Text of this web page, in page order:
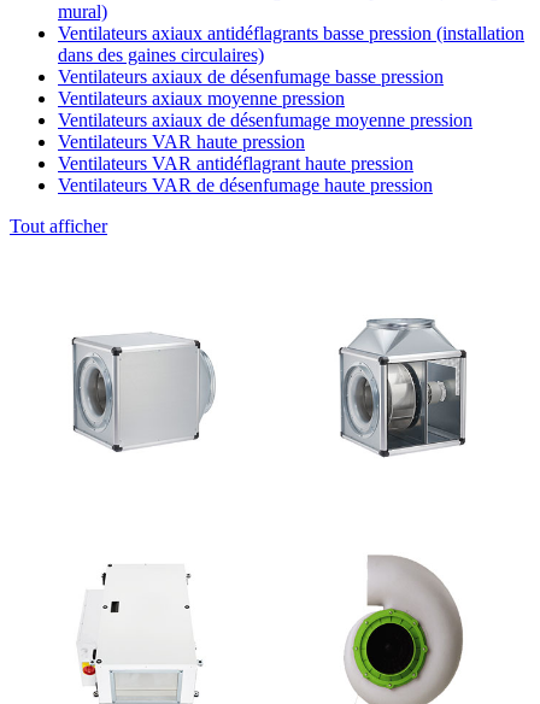
mural)
Ventilateurs axiaux antidéflagrants basse pression (installation
dans des gaines circulaires)
Ventilateurs axiaux de désenfumage basse pression
Ventilateurs axiaux moyenne pression
Ventilateurs axiaux de désenfumage moyenne pression
Ventilateurs VAR haute pression
Ventilateurs VAR antidéflagrant haute pression
Ventilateurs VAR de désenfumage haute pression
Tout afficher